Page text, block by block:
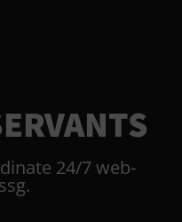
24/7 web-